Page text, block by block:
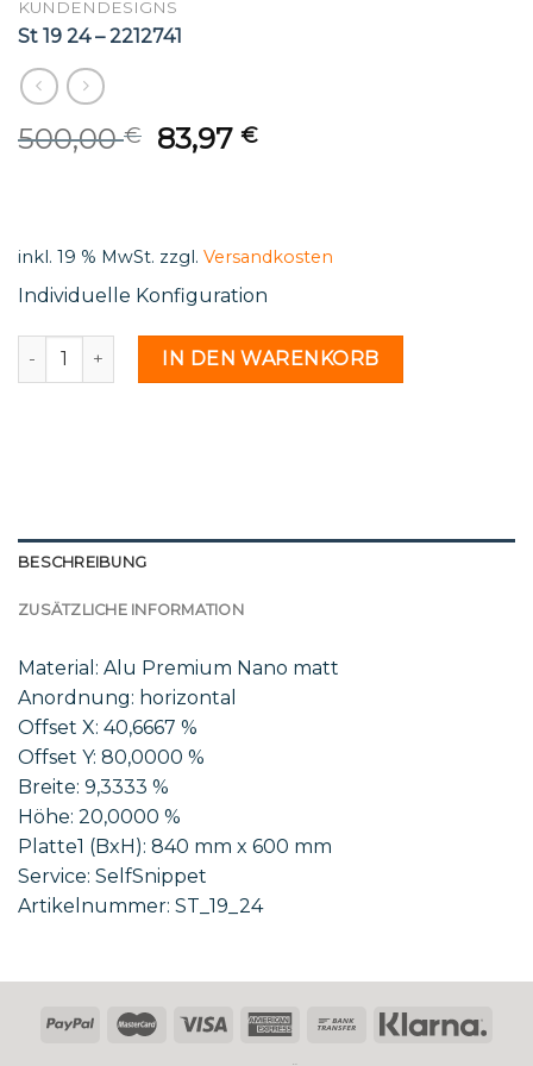
KUNDENDESIGNS
St 19 24 – 2212741
500,00€
Original
83,97€Current
inkl. 19 % MwSt. zzgl. Versandkosten
Individuelle Konfiguration
St 19 24 - 2212741 MengeIN DEN WARENKORB
BESCHREIBUNG
ZUSÄTZLICHE INFORMATION
Material: Alu Premium Nano matt
Anordnung: horizontal
Offset X: 40,6667 %
Offset Y: 80,0000 %
Breite: 9,3333 %
Höhe: 20,0000 %
Platte1 (BxH): 840 mm x 600 mm
Service: SelfSnippet
Artikelnummer: ST_19_24